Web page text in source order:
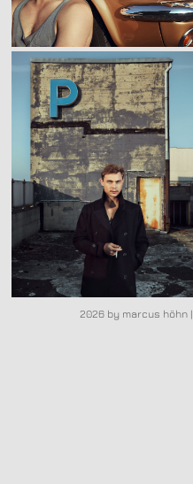
2026 by marcus höhn |